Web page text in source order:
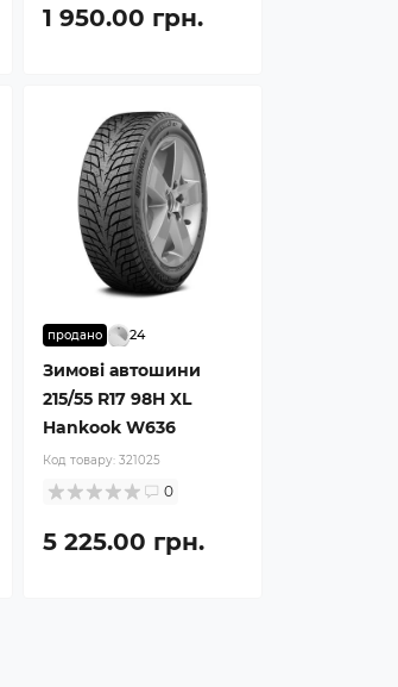
1 950.00 грн.
продано 24
Зимові автошини
215/55 R17 98H XL
Hankook W636
Код товару:321025
0
5 225.00 грн.